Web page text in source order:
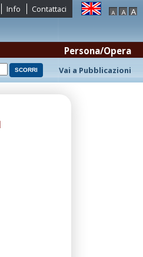
Info Contattaci
Persona/Opera
Vai a Pubblicazioni